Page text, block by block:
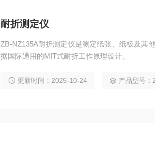
耐折测定仪
ZB-NZ135A耐折测定仪是测定纸张、纸板及其
据国际通用的MIT式耐折工作原理设计。
更新时间：2025-10-24 产品型号：